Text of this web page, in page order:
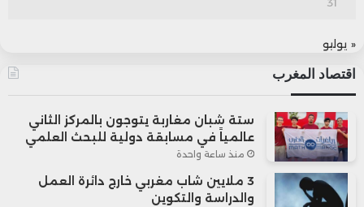
31
« يوليو
اقتصاد المغرب
ستة شبان مغاربة يتوجون بالمركز الثاني
عالمياً في مسابقة دولية للبحث العلمي
منذ ساعة واحدة
3 ملايين شاب مغربي خارج دائرة العمل
والدراسة والتكوين